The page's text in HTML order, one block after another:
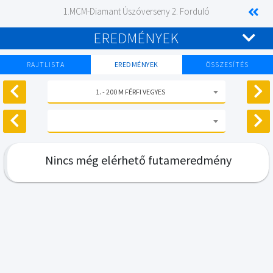
1.MCM-Diamant Úszóverseny 2. Forduló
EREDMÉNYEK
RAJTLISTA EREDMÉNYEK ÖSSZESÍTÉS
1. - 200 M FÉRFI VEGYES
Nincs még elérhető futameredmény